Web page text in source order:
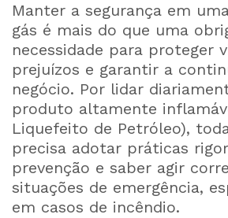
Manter a segurança em
gás é mais do que uma
necessidade para proteger
prejuízos e garantir a
negócio. Por lidar
produto altamente
Liquefeito de Petróleo),
precisa adotar práticas
prevenção e saber agir
situações de emergência,
em casos de incêndio.